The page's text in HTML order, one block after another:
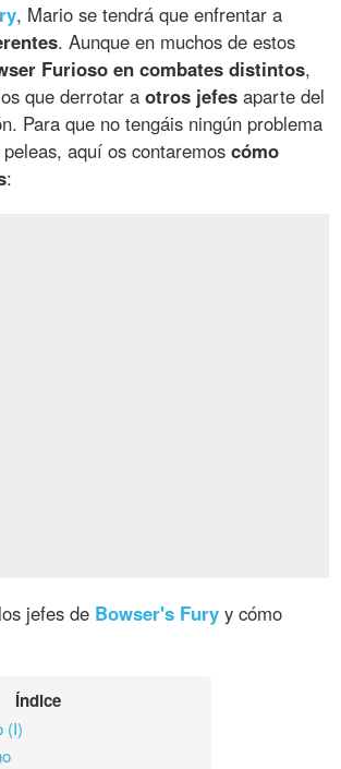
, Mario se tendrá que enfrentar a
. Aunque en muchos de estos
Furioso en combates distintos,
que derrotar aotros jefes aparte del
Para que no tengáis ningún problema
aquí os contaremoscómo
:
jefes de Bowser's Fury y cómo
Índice
(I)